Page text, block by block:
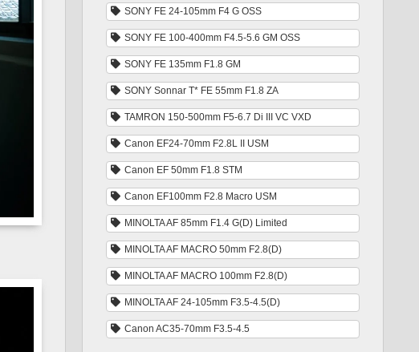
SONY FE 24-105mm F4 G OSS
SONY FE 100-400mm F4.5-5.6 GM OSS
SONY FE 135mm F1.8 GM
SONY Sonnar T* FE 55mm F1.8 ZA
TAMRON 150-500mm F5-6.7 Di III VC VXD
Canon EF24-70mm F2.8L II USM
Canon EF 50mm F1.8 STM
Canon EF100mm F2.8 Macro USM
MINOLTA AF 85mm F1.4 G(D) Limited
MINOLTA AF MACRO 50mm F2.8(D)
MINOLTA AF MACRO 100mm F2.8(D)
MINOLTA AF 24-105mm F3.5-4.5(D)
Canon AC35-70mm F3.5-4.5